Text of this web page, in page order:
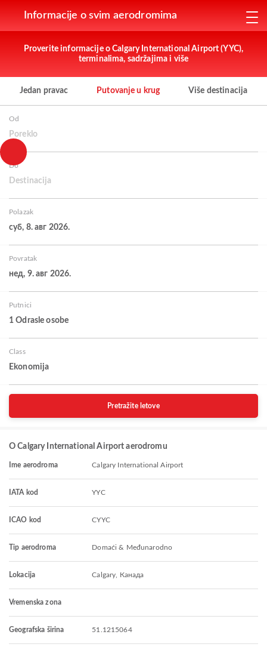
Informacije o svim aerodromima
Proverite informacije o Calgary International Airport (YYC),
terminalima, sadržajima i više
Jedan pravac Putovanje u krug Više destinacija
Od
Poreklo
Do
Destinacija
Polazak
суб, 8. авг 2026.
Povratak
нед, 9. авг 2026.
Putnici
1 Odrasle osobe
Class
Ekonomija
Pretražite letove
O Calgary International Airport aerodromu
Ime aerodroma Calgary International Airport
IATA kod YYC
ICAO kod CYYC
Tip aerodroma Domaći & Međunarodno
Lokacija Calgary, Канада
Vremenska zona
Geografska širina 51.1215064